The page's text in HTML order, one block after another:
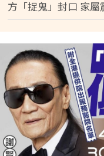
方「捉鬼」封口 家